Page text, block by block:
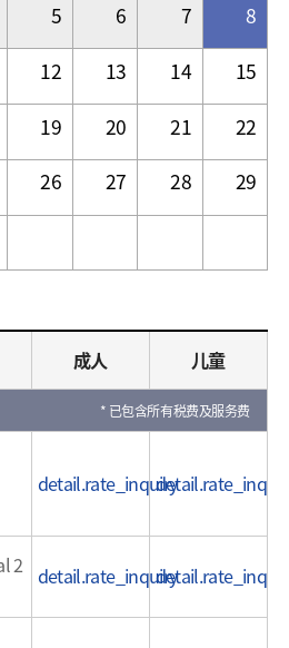
5 6 7
8
12 13 14
15
19 20 21
22
26 27 28
29
成人
儿童
* 已包含所有税费及服务费
detail.rate_inquiry
2 detail.rate_inquiry